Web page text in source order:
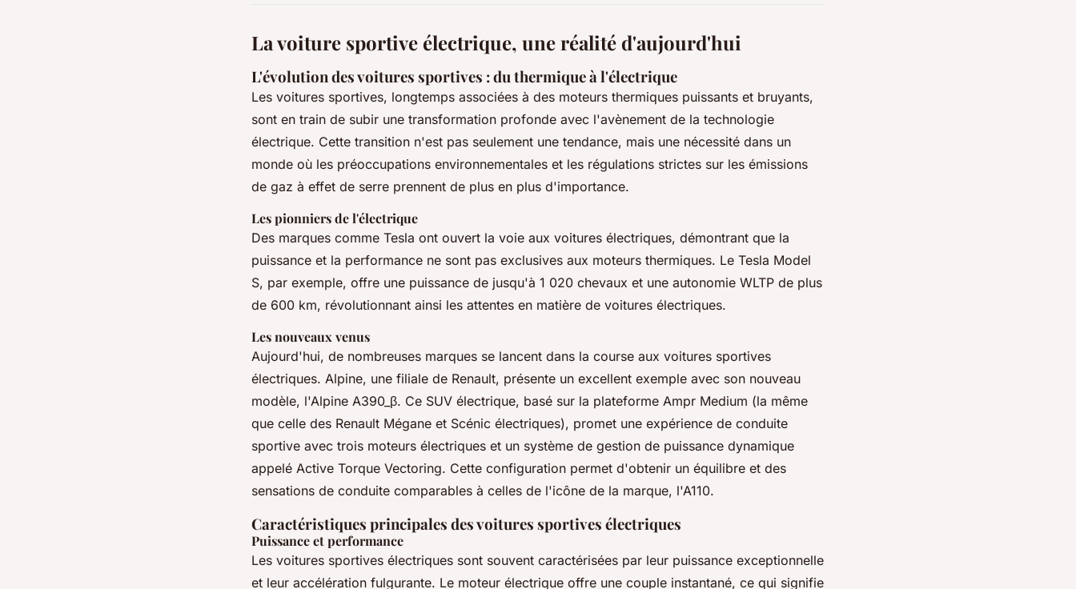
La voiture sportive électrique, une réalité d'aujourd'hui
L'évolution des voitures sportives : du thermique à l'électrique
Les voitures sportives, longtemps associées à des moteurs thermiques puissants et bruyants,
sont en train de subir une transformation profonde avec l'avènement de la technologie
électrique. Cette transition n'est pas seulement une tendance, mais une nécessité dans un
monde où les préoccupations environnementales et les régulations strictes sur les émissions
de gaz à effet de serre prennent de plus en plus d'importance.
Les pionniers de l'électrique
Des marques comme Tesla ont ouvert la voie aux voitures électriques, démontrant que la
puissance et la performance ne sont pas exclusives aux moteurs thermiques. Le Tesla Model
S, par exemple, offre une puissance de jusqu'à 1 020 chevaux et une autonomie WLTP de plus
de 600 km, révolutionnant ainsi les attentes en matière de voitures électriques.
Les nouveaux venus
Aujourd'hui, de nombreuses marques se lancent dans la course aux voitures sportives
électriques. Alpine, une filiale de Renault, présente un excellent exemple avec son nouveau
modèle, l'Alpine A390_β. Ce SUV électrique, basé sur la plateforme Ampr Medium (la même
que celle des Renault Mégane et Scénic électriques), promet une expérience de conduite
sportive avec trois moteurs électriques et un système de gestion de puissance dynamique
appelé Active Torque Vectoring. Cette configuration permet d'obtenir un équilibre et des
sensations de conduite comparables à celles de l'icône de la marque, l'A110.
Caractéristiques principales des voitures sportives électriques
Puissance et performance
Les voitures sportives électriques sont souvent caractérisées par leur puissance exceptionnelle
et leur accélération fulgurante. Le moteur électrique offre une couple instantané, ce qui signifie